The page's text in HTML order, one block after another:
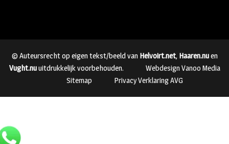
© Auteursrecht op eigen tekst/beeld van Helvoirt.net, Haaren.nuen
Vught.nuuitdrukkelijk voorbehouden.
Webdesign Vanoo Media
Sitemap
Privacy Verklaring AVG